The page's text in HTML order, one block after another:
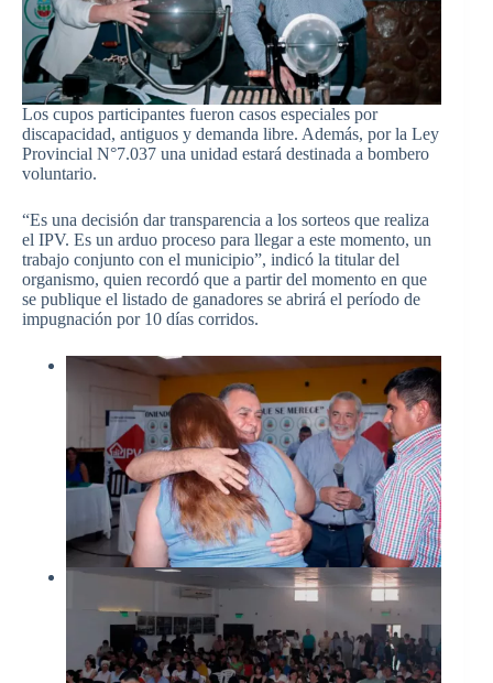
Los cupos participantes fueron casos especiales por
discapacidad, antiguos y demanda libre. Además, por la Ley
Provincial N°7.037 una unidad estará destinada a bombero
voluntario.
“Es una decisión dar transparencia a los sorteos que realiza
el IPV. Es un arduo proceso para llegar a este momento, un
trabajo conjunto con el municipio”, indicó la titular del
organismo, quien recordó que a partir del momento en que
se publique el listado de ganadores se abrirá el período de
impugnación por 10 días corridos.